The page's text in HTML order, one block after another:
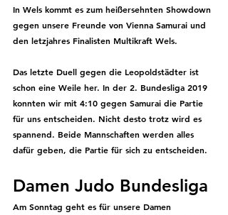
In Wels kommt es zum heißersehnten Showdown
gegen unsere Freunde von Vienna Samurai und
den letzjahres Finalisten Multikraft Wels.
Das letzte Duell gegen die Leopoldstädter ist
schon eine Weile her. In der 2. Bundesliga 2019
konnten wir mit 4:10 gegen Samurai die Partie
für uns entscheiden. Nicht desto trotz wird es
spannend. Beide Mannschaften werden alles
dafür geben, die Partie für sich zu entscheiden.
Damen Judo Bundesliga
Am Sonntag geht es für unsere Damen